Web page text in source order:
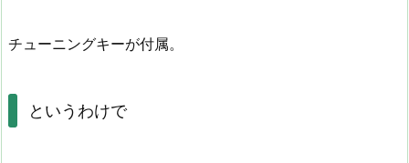
チューニングキーが付属。
というわけで